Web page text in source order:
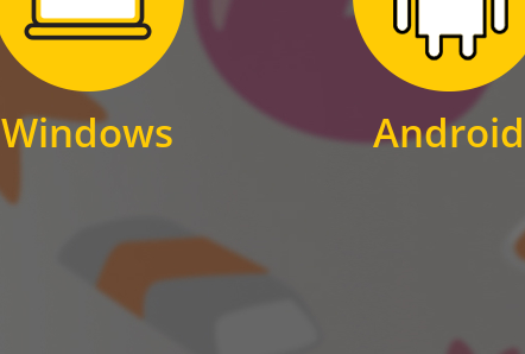
Windows
Zum Download
für Windows
Android
Zum Download
für Android